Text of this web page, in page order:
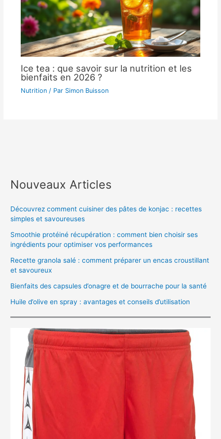
Ice tea : que savoir sur la nutrition et les
bienfaits en 2026 ?
Nutrition/ Par Simon Buisson
Nouveaux Articles
Découvrez comment cuisiner des pâtes de konjac : recettes
simples et savoureuses
Smoothie protéiné récupération : comment bien choisir ses
ingrédients pour optimiser vos performances
Recette granola salé : comment préparer un encas croustillant
et savoureux
Bienfaits des capsules d’onagre et de bourrache pour la santé
Huile d’olive en spray : avantages et conseils d’utilisation